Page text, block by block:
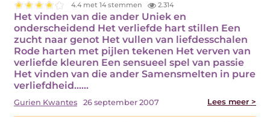
4.4 met 14 stemmen 2.314
Het vinden van die ander Uniek en
onderscheidend Het verliefde hart stillen Een
zucht naar genot Het vullen van liefdesschalen
Rode harten met pijlen tekenen Het verven van
verliefde kleuren Een sensueel spel van passie
Het vinden van die ander Samensmelten in pure
verliefdheid……
Gurien Kwantes 26 september 2007 Lees meer >